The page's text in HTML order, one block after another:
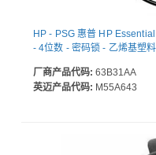
HP - PSG 惠普 HP
- 4位数 - 密码锁 - 乙烯基塑
厂商产品代码: 63B31AA
英迈产品代码: M55A643